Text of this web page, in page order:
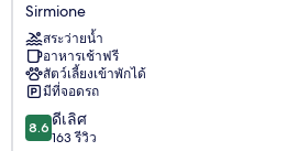
ซีเร
บาย
ดับเบิล
ฮอส
พิ
ทา
ลิ
Sirmione
สระว่ายน้ำ
อาหารเช้าฟรี
สัตว์เลี้ยงเข้าพักได้
มีที่จอดรถ
8.6
จาก
8.6 ดีเลิศ
163 รีวิว